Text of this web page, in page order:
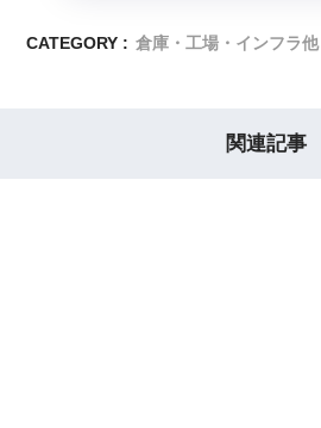
CATEGORY : 倉庫・工場・インフラ他
関連記事